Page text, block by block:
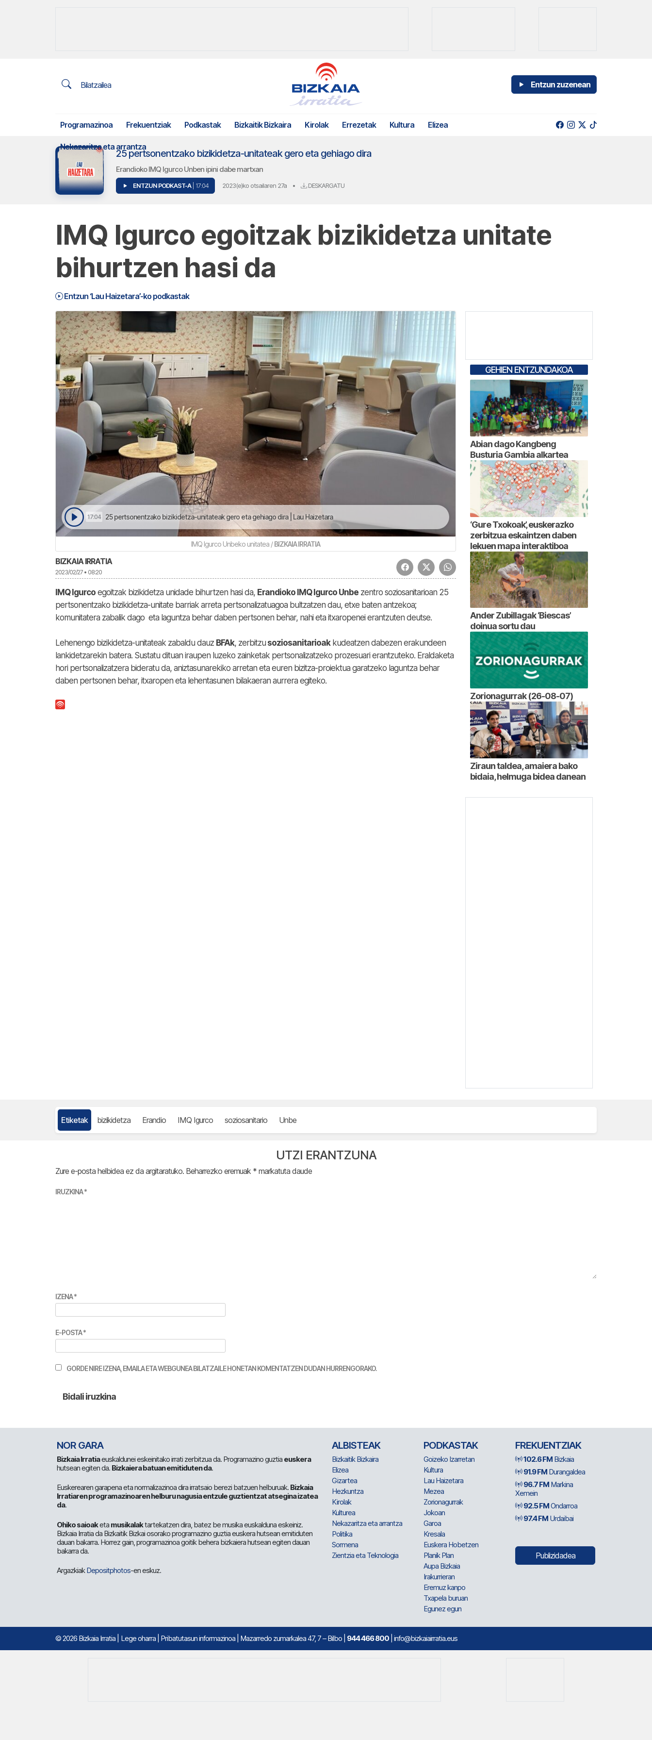
Bilatzailea Entzun zuzenean
Programazinoa Frekuentziak Podkastak Bizkaitik Bizkaira Kirolak Errezetak Kultura Elizea
Nekazaritza eta arrantza
25 pertsonentzako bizikidetza-unitateak gero eta gehiago dira
Erandioko IMQ Igurco Unben ipini dabe martxan
ENTZUN PODKAST-A | 17:04 2023(e)ko otsailaren 27a • DESKARGATU
IMQ Igurco egoitzak bizikidetza unitate
bihurtzen hasi da
Entzun ‘Lau Haizetara’-ko podkastak
17:04 25 pertsonentzako bizikidetza-unitateak gero eta gehiago dira | Lau Haizetara
IMQ Igurco Unbeko unitatea /BIZKAIA IRRATIA
BIZKAIA IRRATIA
2023/02/27 • 08:20
IMQ Igurco egoitzak bizikidetza unidade bihurtzen hasi da, Erandioko IMQ Igurco Unbe zentro soziosanitarioan 25
pertsonentzako bizikidetza-unitate barriak arreta pertsonalizatuagoa bultzatzen dau, etxe baten antzekoa;
komunitatera zabalik dago eta laguntza behar daben pertsonen behar, nahi eta itxaropenei erantzuten deutse.
Lehenengo bizikidetza-unitateak zabaldu dauz BFAk, zerbitzu soziosanitarioakkudeatzen dabezen erakundeen
lankidetzarekin batera. Sustatu dituan iraupen luzeko zainketak pertsonalizatzeko prozesuari erantzuteko. Eraldaketa
hori pertsonalizatzera bideratu da, aniztasunarekiko arretan eta euren bizitza-proiektua garatzeko laguntza behar
daben pertsonen behar, itxaropen eta lehentasunen bilakaeran aurrera egiteko.
GEHIEN ENTZUNDAKOA
Abian dago Kangbeng
Busturia Gambia alkartea
‘Gure Txokoak’, euskerazko
zerbitzua eskaintzen daben
lekuen mapa interaktiboa
Ander Zubillagak ‘Biescas’
doinua sortu dau
Zorionagurrak (26-08-07)
Ziraun taldea, amaiera bako
bidaia, helmuga bidea danean
Etiketak bizikidetza Erandio IMQ Igurco soziosanitario Unbe
UTZI ERANTZUNA
Zure e-posta helbidea ez da argitaratuko. Beharrezko eremuak * markatuta daude
IRUZKINA*
IZENA*
E-POSTA*
GORDE NIRE IZENA, EMAILA ETA WEBGUNEA BILATZAILE HONETAN KOMENTATZEN DUDAN HURRENGORAKO.
NOR GARA
Bizkaia Irratiaeuskaldunei eskeinitako irrati zerbitzua da. Programazino guztia euskera
hutsean egiten da. Bizkaiera batuan emitiduten da.
Euskerearen garapena eta normalizazinoa dira irratsaio berezi batzuen helburuak. Bizkaia
Irratiaren programazinoaren helburu nagusia entzule guztientzat atsegina izatea
da.
Ohiko saioaketa musikalaktartekatzen dira, batez be musika euskalduna eskeiniz.
Bizkaia Irratia da Bizkaitik Bizkai osorako programazino guztia euskera hutsean emitiduten
dauan bakarra. Horrez gain, programazinoa goitik behera bizkaiera hutsean egiten dauan
bakarra da.
ArgazkiakDepositphotos-en eskuz.
ALBISTEAK
Bizkaitik Bizkaira
Elizea
Gizartea
Hezkuntza
Kirolak
Kulturea
Nekazaritza eta arrantza
Politika
Sormena
Zientzia eta Teknologia
PODKASTAK
Goizeko Izarretan
Kultura
Lau Haizetara
Mezea
Zorionagurrak
Jokoan
Garoa
Kresala
Euskera Hobetzen
Planik Plan
Aupa Bizkaia
Irakurrieran
Eremuz kanpo
Txapela buruan
Egunez egun
FREKUENTZIAK
102.6 FM Bizkaia
91.9 FM Durangaldea
96.7 FM Markina
Xemein
92.5 FMOndarroa
97.4 FM Urdaibai
Publizidadea
© 2026 Bizkaia Irratia Lege oharra Pribatutasun informazinoa | Mazarredo zumarkalea 47, 7 – Bilbo | 944 466 800 | info@bizkaiairratia.eus